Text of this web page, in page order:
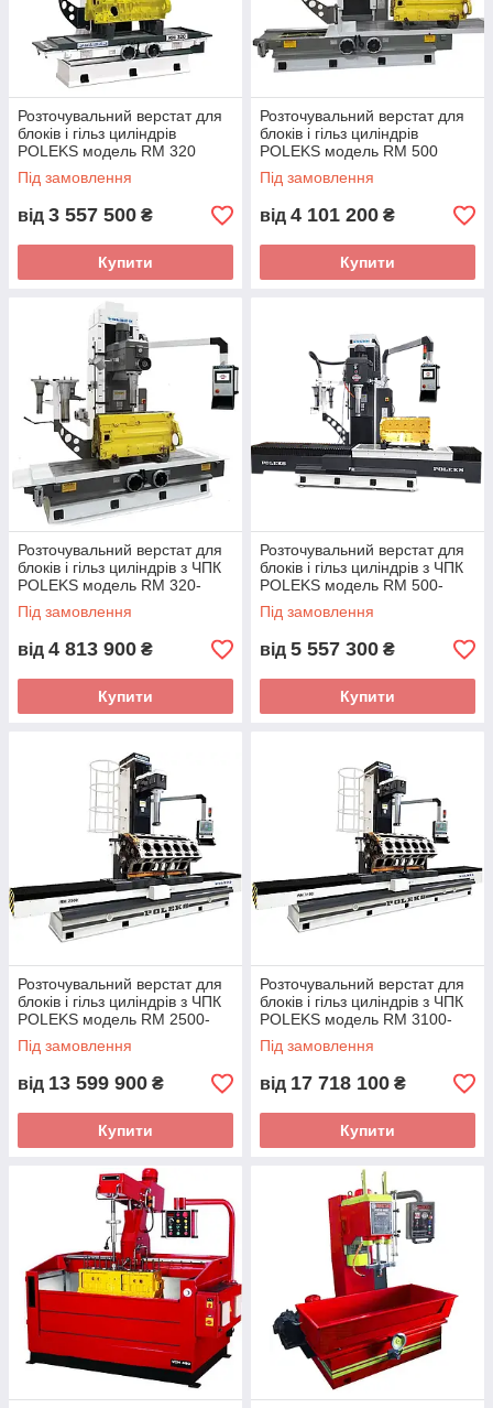
Розточувальний верстат для
блоків і гільз циліндрів
POLEKS модель RM 320
(Туреччина) з ходом стола
1890 мм
Під замовлення
від 3 557 500 ₴
Купити
Розточувальний верстат для
блоків і гільз циліндрів
POLEKS модель RM 500
(Туреччина) з ходом столу
2100 мм
Під замовлення
від 4 101 200 ₴
Купити
Розточувальний верстат для
блоків і гільз циліндрів з ЧПК
POLEKS модель RM 320-
CNC (Туреччина) з ходом
столу 1890 мм
Під замовлення
від 4 813 900 ₴
Купити
Розточувальний верстат для
блоків і гільз циліндрів з ЧПК
POLEKS модель RM 500-
CNC (Туреччина) з ходом
столу 2100 мм
Під замовлення
від 5 557 300 ₴
Купити
Розточувальний верстат для
блоків і гільз циліндрів з ЧПК
POLEKS модель RM 2500-
CNC (Туреччина) з ходом
столу 2200 мм
Під замовлення
від 13 599 900 ₴
Купити
Розточувальний верстат для
блоків і гільз циліндрів з ЧПК
POLEKS модель RM 3100-
CNC (Туреччина) з ходом
столу 3100 мм
Під замовлення
від 17 718 100 ₴
Купити